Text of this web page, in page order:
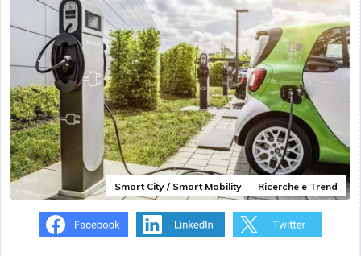
Smart City / Smart Mobility Ricerche e Trend